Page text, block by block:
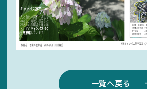
一覧へ戻る